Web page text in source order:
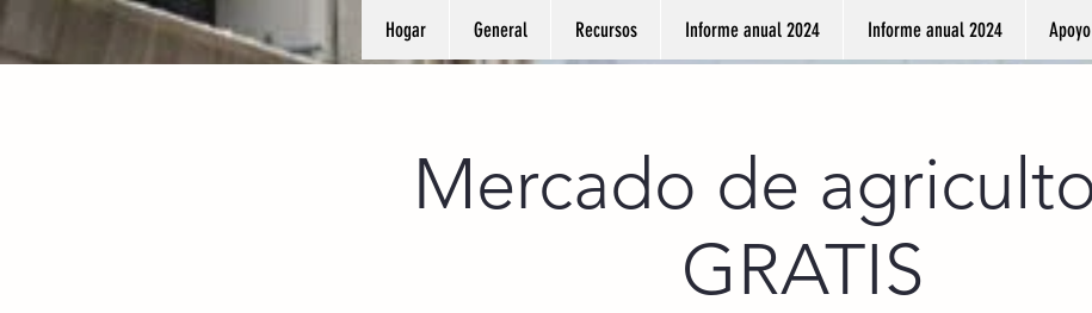
Hogar General Recursos Informe anual 2024 Informe anual 2024 Apoyo
Mercado de
GRATIS